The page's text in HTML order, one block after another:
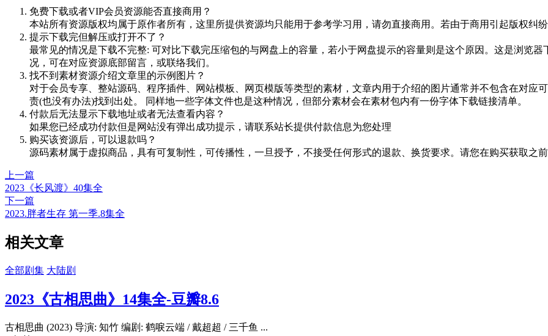
免费下载或者VIP会员资源能否直接商用？
本站所有资源版权均属于原作者所有，这里所提供资源均只能用于参考学习用，请勿直接商用。若由于商用引起版权纠
提示下载完但解压或打开不了？
最常见的情况是下载不完整: 可对比下载完压缩包的与网盘上的容量，若小于网盘提示的容量则是这个原因。这是浏览
况，可在对应资源底部留言，或联络我们。
找不到素材资源介绍文章里的示例图片？
对于会员专享、整站源码、程序插件、网站模板、网页模版等类型的素材，文章内用于介绍的图片通常并不包含在对应
责(也没有办法)找到出处。 同样地一些字体文件也是这种情况，但部分素材会在素材包内有一份字体下载链接清单。
付款后无法显示下载地址或者无法查看内容？
如果您已经成功付款但是网站没有弹出成功提示，请联系站长提供付款信息为您处理
购买该资源后，可以退款吗？
源码素材属于虚拟商品，具有可复制性，可传播性，一旦授予，不接受任何形式的退款、换货要求。请您在购买获取之
上一篇
2023《长风渡》40集全
下一篇
2023.胖者生存 第一季.8集全
相关文章
全部剧集 大陆剧
2023《古相思曲》14集全-豆瓣8.6
古相思曲 (2023) 导演: 知竹 编剧: 鹤唳云端 / 戴超超 / 三千鱼 ...